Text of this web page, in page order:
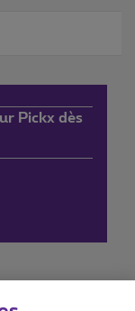
Pickx dès